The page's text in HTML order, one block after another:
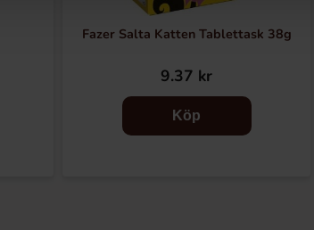
Fazer Salta Katten Tablettask 38g
9.37 kr
Köp